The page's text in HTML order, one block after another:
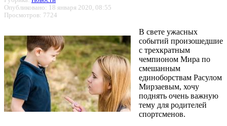
Опубликовано: 18 января 2020, 08:55
Просмотров: 7724
В свете ужасных
событий произошедшие
с трехкратным
чемпионом Мира по
смешанным
единоборствам Расулом
Мирзаевым, хочу
поднять очень важную
тему для родителей
спортсменов.